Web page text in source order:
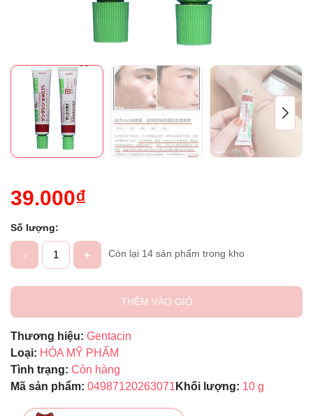
39.000₫
Số lượng:
- + Còn lại 14 sản phẩm trong kho
THÊM VÀO GIỎ
Thương hiệu: Gentacin
Loại: HÓA MỸ PHẨM
Tình trạng: Còn hàng
Mã sản phẩm: 04987120263071 Khối lượng: 10 g
Ngày hết hạn:
Điều kiện: